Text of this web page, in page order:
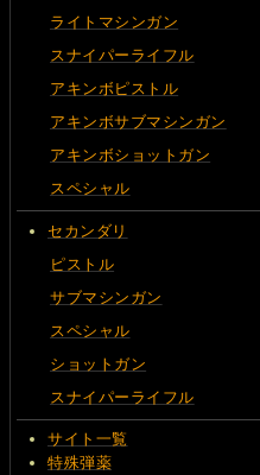
ライトマシンガン
スナイパーライフル
アキンボピストル
アキンボサブマシンガン
アキンボショットガン
スペシャル
セカンダリ
ピストル
サブマシンガン
スペシャル
ショットガン
スナイパーライフル
サイト一覧
特殊弾薬